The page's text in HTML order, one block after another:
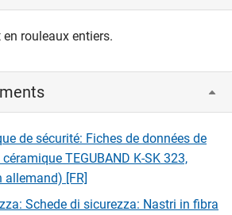
rouleaux entiers.
de sécurité: Fiches de données de
TEGUBAND K-SK 323,
allemand) [FR]
Schede di sicurezza: Nastri in fibra